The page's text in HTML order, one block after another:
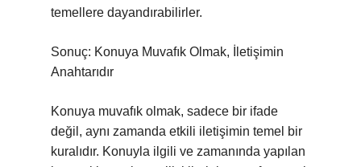
temellere dayandırabilirler.
Sonuç: Konuya Muvafık Olmak, İletişimin
Anahtarıdır
Konuya muvafık olmak, sadece bir ifade
değil, aynı zamanda etkili iletişimin temel bir
kuralıdır. Konuyla ilgili ve zamanında yapılan